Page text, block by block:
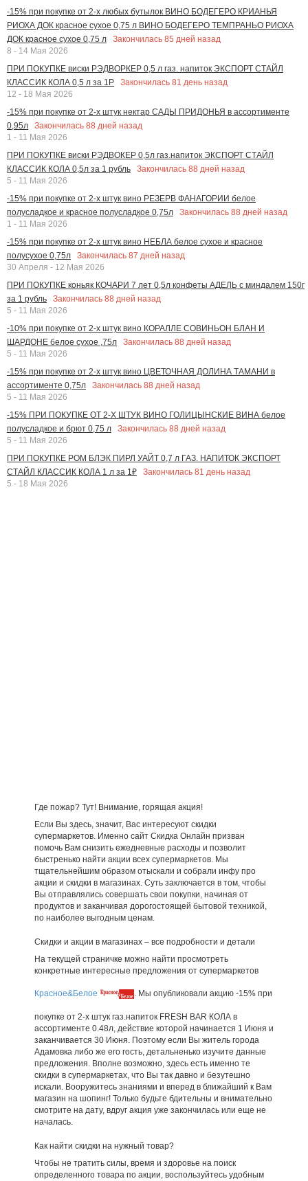
-15% при покупке от 2-х любых бутылок ВИНО БОДЕГЕРО КРИАНЬЯ
РИОХА ДОК красное сухое 0,75 л ВИНО БОДЕГЕРО ТЕМПРАНЬО РИОХА
ДОК красное сухое 0,75 л
Закончилась 85 дней назад
8 - 14 Мая 2026
ПРИ ПОКУПКЕ виски РЭДВОРКЕР 0,5 л газ. напиток ЭКСПОРТ СТАЙЛ
КЛАССИК КОЛА 0,5 л за 1Р
Закончилась 81 день назад
12 - 18 Мая 2026
-15% при покупке от 2-х штук нектар САДЫ ПРИДОНЬЯ в ассортименте
0,95л
Закончилась 88 дней назад
1 - 11 Мая 2026
ПРИ ПОКУПКЕ виски РЭДВОКЕР 0,5л газ.напиток ЭКСПОРТ СТАЙЛ
КЛАССИК КОЛА 0,5л за 1 рубль
Закончилась 88 дней назад
5 - 11 Мая 2026
-15% при покупке от 2-х штук вино РЕЗЕРВ ФАНАГОРИИ белое
полусладкое и красное полусладкое 0,75л
Закончилась 88 дней назад
1 - 11 Мая 2026
-15% при покупке от 2-х штук вино НЕБЛА белое сухое и красное
полусухое 0,75л
Закончилась 87 дней назад
30 Апреля - 12 Мая 2026
ПРИ ПОКУПКЕ коньяк КОЧАРИ 7 лет 0,5л конфеты АДЕЛЬ с миндалем 150г
за 1 рубль
Закончилась 88 дней назад
5 - 11 Мая 2026
-10% при покупке от 2-х штук вино КОРАЛЛЕ СОВИНЬОН БЛАН И
ШАРДОНЕ белое сухое ,75л
Закончилась 88 дней назад
5 - 11 Мая 2026
-15% при покупке от 2-х штук вино ЦВЕТОЧНАЯ ДОЛИНА ТАМАНИ в
ассортименте 0,75л
Закончилась 88 дней назад
5 - 11 Мая 2026
-15% ПРИ ПОКУПКЕ ОТ 2-Х ШТУК ВИНО ГОЛИЦЫНСКИЕ ВИНА белое
полусладкое и брют 0,75 л
Закончилась 88 дней назад
5 - 11 Мая 2026
ПРИ ПОКУПКЕ РОМ БЛЭК ПИРЛ УАЙТ 0,7 л ГАЗ. НАПИТОК ЭКСПОРТ
СТАЙЛ КЛАССИК КОЛА 1 л за 1₽
Закончилась 81 день назад
5 - 18 Мая 2026
Где пожар? Тут! Внимание, горящая акция!
Если Вы здесь, значит, Вас интересуют скидки
супермаркетов. Именно сайт Скидка Онлайн призван
помочь Вам снизить ежедневные расходы и позволит
быстренько найти акции всех супермаркетов. Мы
тщательнейшим образом отыскали и собрали инфу про
акции и скидки в магазинах. Суть заключается в том, чтобы
Вы отправлялись совершать свои покупки, начиная от
продуктов и заканчивая дорогостоящей бытовой техникой,
по наиболее выгодным ценам.
Скидки и акции в магазинах – все подробности и детали
На текущей страничке можно найти просмотреть
конкретные интересные предложения от супермаркетов
Красное&Белое . Мы опубликовали акцию -15% при
покупке от 2-х штук газ.напиток FRESH BAR КОЛА в
ассортименте 0.48л, действие которой начинается 1 Июня и
заканчивается 30 Июня. Поэтому если Вы житель города
Адамовка либо же его гость, детальненько изучите данные
предложения. Вполне возможно, здесь есть именно те
скидки в супермаркетах, что Вы так давно и безутешно
искали. Вооружитесь знаниями и вперед в ближайший к Вам
магазин на шопинг! Только будьте бдительны и внимательно
смотрите на дату, вдруг акция уже закончилась или еще не
началась.
Как найти скидки на нужный товар?
Чтобы не тратить силы, время и здоровье на поиск
определенного товара по акции, воспользуйтесь удобным